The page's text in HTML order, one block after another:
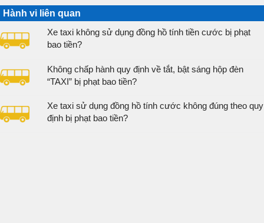
Hành vi liên quan
Xe taxi không sử dụng đồng hồ tính tiền cước bị phạt
bao tiền?
Không chấp hành quy định về tắt, bật sáng hộp đèn
“TAXI” bị phạt bao tiền?
Xe taxi sử dụng đồng hồ tính cước không đúng theo quy
định bị phạt bao tiền?